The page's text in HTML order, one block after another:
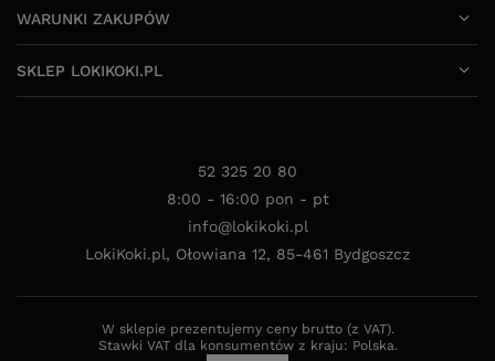
WARUNKI ZAKUPÓW
SKLEP LOKIKOKI.PL
52 325 20 80
8:00 - 16:00 pon - pt
info@lokikoki.pl
LokiKoki.pl, Ołowiana 12, 85-461 Bydgoszcz
W sklepie prezentujemy ceny brutto (z VAT).
Stawki VAT dla konsumentów z kraju: Polska.